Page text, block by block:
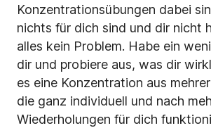
Konzentrationsübungen dabei
nichts für dich sind und dir nicht
alles kein Problem. Habe ein
dir und probiere aus, was dir
es eine Konzentration aus
die ganz individuell und nach
Wiederholungen für dich